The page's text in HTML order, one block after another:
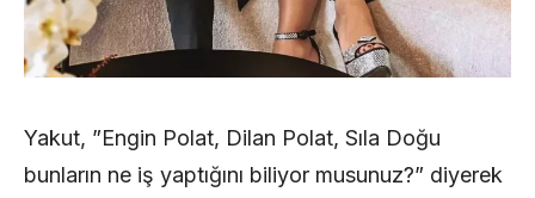
Yakut, ”Engin Polat, Dilan Polat, Sıla Doğu
bunların ne iş yaptığını biliyor musunuz?” diyerek